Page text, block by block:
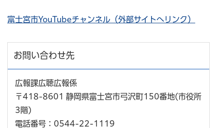
富士宮市YouTubeチャンネル（外部サイトへリンク）
お問い合わせ先
広報課広聴広報係
〒418-8601 静岡県富士宮市弓沢町150番地(市役所
3階)
電話番号：0544-22-1119